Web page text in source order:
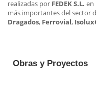
realizadas por FEDEK S.L. en
más importantes del sector
Dragados, Ferrovial, Isolux
Obras y Proyectos